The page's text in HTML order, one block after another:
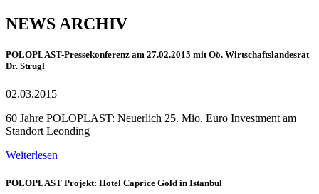
NEWS ARCHIV
POLOPLAST-Pressekonferenz am 27.02.2015 mit Oö. Wirtschaftslandesrat
Dr. Strugl
02.03.2015
60 Jahre POLOPLAST: Neuerlich 25. Mio. Euro Investment am
Standort Leonding
Weiterlesen
POLOPLAST Projekt: Hotel Caprice Gold in Istanbul